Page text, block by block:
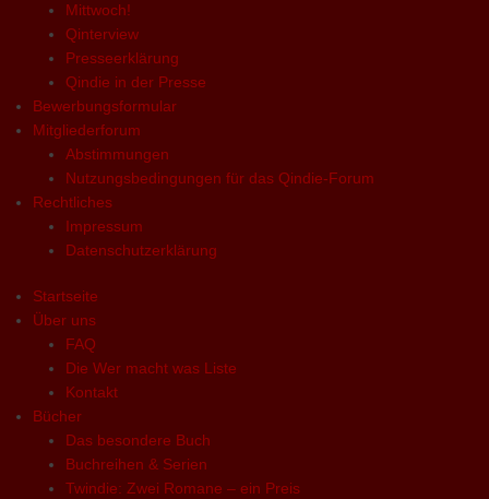
Mittwoch!
Qinterview
Presseerklärung
Qindie in der Presse
Bewerbungsformular
Mitgliederforum
Abstimmungen
Nutzungsbedingungen für das Qindie-Forum
Rechtliches
Impressum
Datenschutzerklärung
Startseite
Über uns
FAQ
Die Wer macht was Liste
Kontakt
Bücher
Das besondere Buch
Buchreihen & Serien
Twindie: Zwei Romane – ein Preis